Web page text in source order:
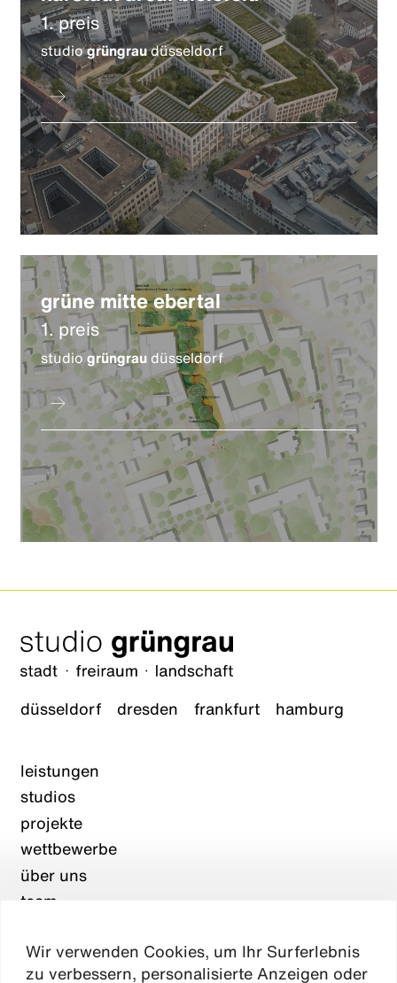
Wir verwenden Cookies, um Ihr Surferlebnis
zu verbessern, personalisierte Anzeigen oder
1. preis
studiogrüngraudüsseldorf
grüne mitte ebertal
1. preis
studiogrüngrau düsseldorf
düsseldorf dresden frankfurt hamburg
leistungen
studios
projekte
wettbewerbe
über uns
team
aktuelles